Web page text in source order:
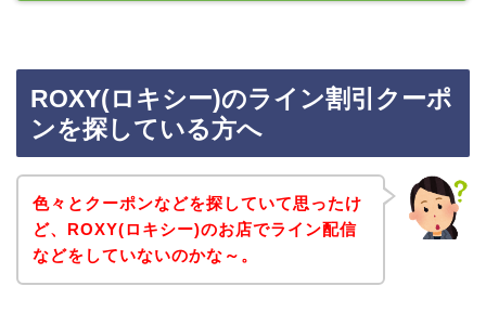
ROXY(ロキシー)のライン割引クーポ
ンを探している方へ
色々とクーポンなどを探していて思ったけ
ど、ROXY(ロキシー)のお店でライン配信
などをしていないのかな～。